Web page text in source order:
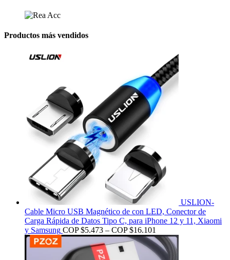
Productos más vendidos
USLION-
Cable Micro USB Magnético de con LED, Conector de
Carga Rápida de Datos Tipo C, para iPhone 12 y 11, Xiaomi
y Samsung COP $5.473 – COP $16.101